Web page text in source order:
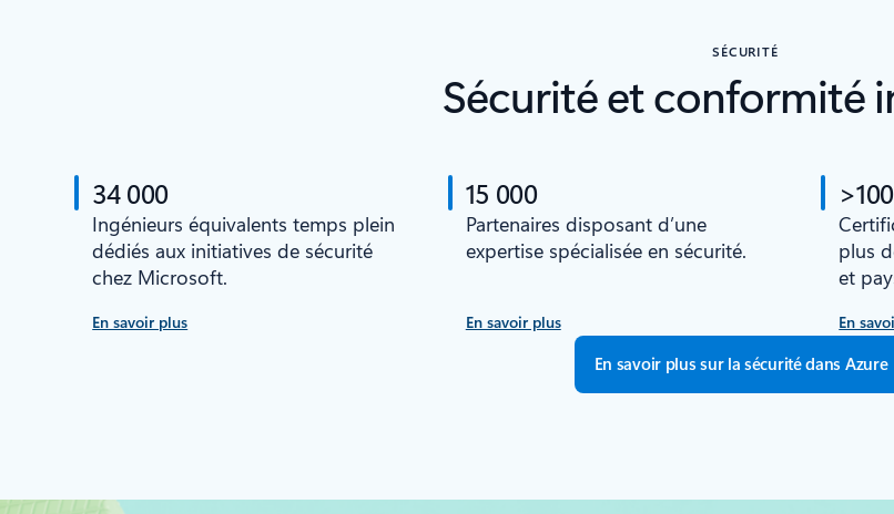
SÉCURITÉ
Sécurité et conformité
34 000
Ingénieurs équivalents temps plein
dédiés aux initiatives de sécurité
chez Microsoft.
En savoir plus
15 000
Partenaires disposant d’une
expertise spécialisée en sécurité.
En savoir plus
>100
plus
et
En
En savoir plus sur la sécurité dans Azure